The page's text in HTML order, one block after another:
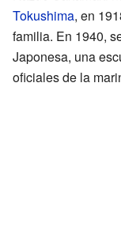
Tokushima, en
familia. En 1940,
Japonesa, una
oficiales de la